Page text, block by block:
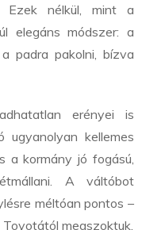
Ezek nélkül, mint a
elegáns módszer: a
padra pakolni, bízva
erényei is
ugyanolyan kellemes
a kormány jó fogású,
A váltóbot
méltóan pontos –
megszoktuk.